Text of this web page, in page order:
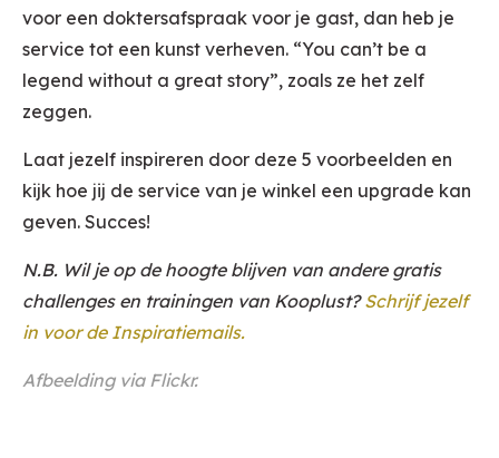
voor een doktersafspraak voor je gast, dan heb je
service tot een kunst verheven. “You can’t be a
legend without a great story”, zoals ze het zelf
zeggen.
Laat jezelf inspireren door deze 5 voorbeelden en
kijk hoe jij de service van je winkel een upgrade kan
geven. Succes!
N.B. Wil je op de hoogte blijven van andere gratis
challenges en trainingen van Kooplust?Schrijf jezelf
in voor de Inspiratiemails.
Afbeelding via Flickr.